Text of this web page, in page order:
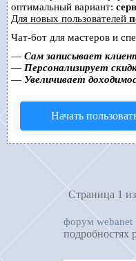
оптимальный вариант:
Для новых пользователей
Чат-бот для мастеров и
— Сам записывает
— Персонализирует
— Увеличивает
Начать
Страница 1 из
форум webanet
подробностях